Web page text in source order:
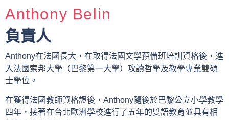
Anthony Belin
負責人
Anthony在法國長大，在取得法國文學預備班培訓資格後，進
入法國索邦大學（巴黎第一大學）攻讀哲學及教學專業雙碩
士學位。
在獲得法國教師資格證後，Anthony隨後於巴黎公立小學教學
四年，接著在台北歐洲學校進行了五年的雙語教育並具有相